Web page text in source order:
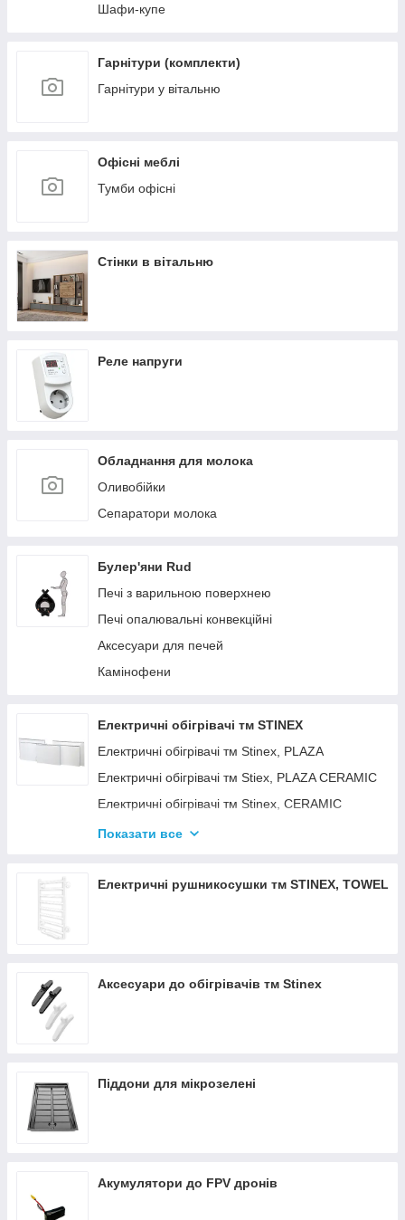
Шафи-купе
Гарнітури (комплекти)
Гарнітури у вітальню
Офісні меблі
Тумби офісні
Стінки в вітальню
Реле напруги
Обладнання для молока
Оливобійки
Сепаратори молока
Булер'яни Rud
Печі з варильною поверхнею
Печі опалювальні конвекційні
Аксесуари для печей
Камінофени
Електричні обігрівачі тм STINEX
Електричні обігрівачі тм Stinex, PLAZA
Електричні обігрівачі тм Stiex, PLAZA CERAMIC
Електричні обігрівачі тм Stinex, CERAMIC
Електричні обігрівачі тм Stinex, COMBIE
Показати все
Електричні рушникосушки тм STINEX, TOWEL
Аксесуари до обігрівачів тм Stinex
Піддони для мікрозелені
Акумулятори до FPV дронів